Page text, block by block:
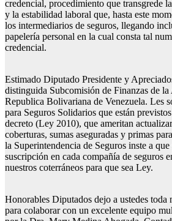
credencial, procedimiento que transgrede
y la estabilidad laboral que, hasta este
los intermediarios de seguros, llegando
papelería personal en la cual consta tal
credencial.
Estimado Diputado Presidente y
distinguida Subcomisión de Finanzas de
Republica Bolivariana de Venezuela. Les
para Seguros Solidarios que están
decreto (Ley 2010), que ameritan
coberturas, sumas aseguradas y primas
la Superintendencia de Seguros inste a
suscripción en cada compañía de seguros
nuestros coterráneos para que sea Ley.
Honorables Diputados dejo a ustedes
para colaborar con un excelente equipo